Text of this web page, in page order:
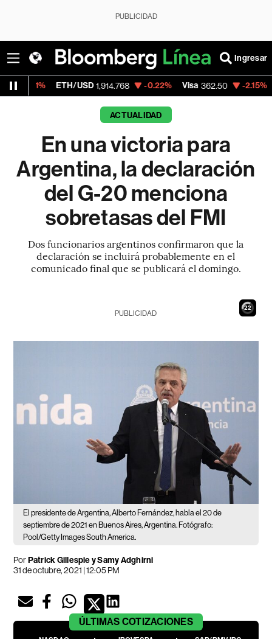
PUBLICIDAD
Ingresar
ETH/USD 1,914.768 -0.22% Visa 362.50 -2.15%
ACTUALIDAD
En una victoria para
Argentina, la declaración
del G-20 menciona
sobretasas del FMI
Dos funcionarios argentinos confirmaron que la
declaración se incluirá probablemente en el
comunicado final que se publicará el domingo.
21
PUBLICIDAD
El presidente de Argentina, Alberto Fernández, habla el 20 de
septiembre de 2021 en Buenos Aires, Argentina. Fotógrafo:
Pool/Getty Images South America.
PorPatrick Gillespie y Samy Adghirni
31 de octubre, 2021 | 12:05 PM
ÚLTIMAS COTIZACIONES